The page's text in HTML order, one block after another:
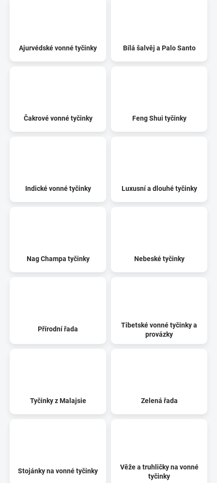
Ajurvédské vonné tyčinky Bílá šalvěj a Palo Santo
Čakrové vonné tyčinky Feng Shui tyčinky
Indické vonné tyčinky Luxusní a dlouhé tyčinky
Nag Champa tyčinky Nebeské tyčinky
Přírodní řada
Tibetské vonné tyčinky a
provázky
Tyčinky z Malajsie Zelená řada
Stojánky na vonné tyčinky
Věže a truhličky na vonné
tyčinky